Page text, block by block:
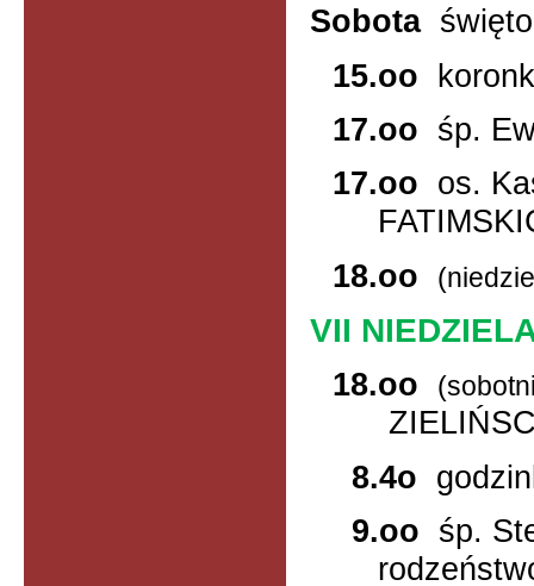
Sobota
15.oo
17.oo śp.
17.oo os.
18.oo
VII
18.oo
8.4o
9.oo śp.